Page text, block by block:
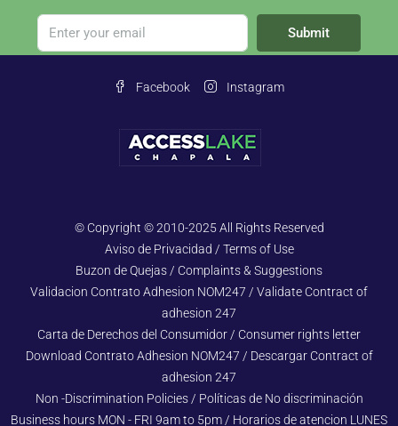
Submit
Facebook Instagram
© Copyright © 2010-2025 All Rights Reserved
Aviso de Privacidad / Terms of Use
Buzon de Quejas / Complaints & Suggestions
Validacion Contrato Adhesion NOM247 / Validate Contract of
adhesion 247
Carta de Derechos del Consumidor / Consumer rights letter
Download Contrato Adhesion NOM247 / Descargar Contract of
adhesion 247
Non -Discrimination Policies / Políticas de No discriminación
Business hours MON - FRI 9am to 5pm / Horarios de atencion LUNES